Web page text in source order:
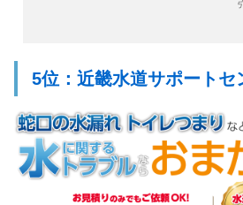
5位：近畿水道サポートセ